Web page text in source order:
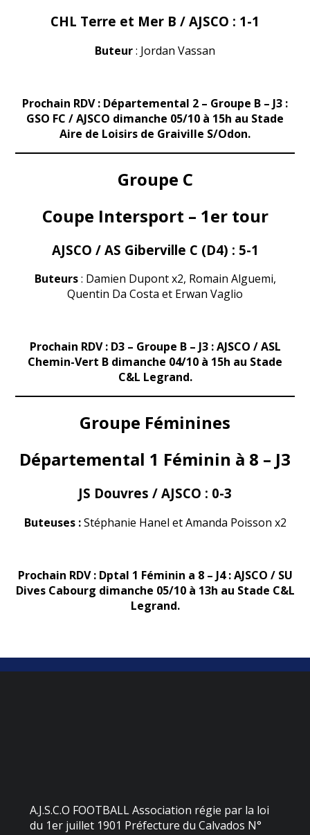
CHL Terre et Mer B / AJSCO : 1-1
Buteur: Jordan Vassan
Prochain RDV : Départemental 2 – Groupe B – J3 :
GSO FC / AJSCO dimanche 05/10 à 15h au Stade
Aire de Loisirs de Graiville S/Odon.
Groupe C
Coupe Intersport – 1er tour
AJSCO / AS Giberville C (D4) : 5-1
Buteurs: Damien Dupont x2, Romain Alguemi,
Quentin Da Costa et Erwan Vaglio
Prochain RDV : D3 – Groupe B – J3 : AJSCO / ASL
Chemin-Vert B dimanche 04/10 à 15h au Stade
C&L Legrand.
Groupe Féminines
Départemental 1 Féminin à 8 – J3
JS Douvres / AJSCO : 0-3
Buteuses :Stéphanie Hanel et Amanda Poisson x2
Prochain RDV : Dptal 1 Féminin a 8 – J4 : AJSCO / SU
Dives Cabourg dimanche 05/10 à 13h au Stade C&L
Legrand.
A.J.S.C.O FOOTBALL Association régie par la loi
du 1er juillet 1901 Préfecture du Calvados N°